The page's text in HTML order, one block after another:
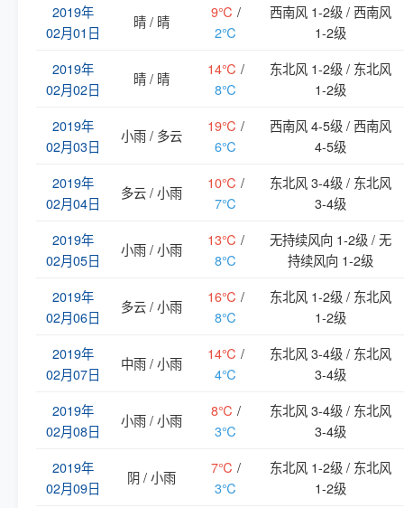
2019年
02月01日
晴 / 晴
9℃ /
2℃
西南风 1-2级 / 西南风
1-2级
2019年
02月02日
晴 / 晴
14℃ /
8℃
东北风 1-2级 / 东北风
1-2级
2019年
02月03日
小雨 / 多云
19℃ /
6℃
西南风 4-5级 / 西南风
4-5级
2019年
02月04日
多云 / 小雨
10℃ /
7℃
东北风 3-4级 / 东北风
3-4级
2019年
02月05日
小雨 / 小雨
13℃ /
8℃
无持续风向 1-2级 / 无
持续风向 1-2级
2019年
02月06日
多云 / 小雨
16℃ /
8℃
东北风 1-2级 / 东北风
1-2级
2019年
02月07日
中雨 / 小雨
14℃ /
4℃
东北风 3-4级 / 东北风
3-4级
2019年
02月08日
小雨 / 小雨
8℃ /
3℃
东北风 3-4级 / 东北风
3-4级
2019年
02月09日
阴 / 小雨
7℃ /
3℃
东北风 1-2级 / 东北风
1-2级